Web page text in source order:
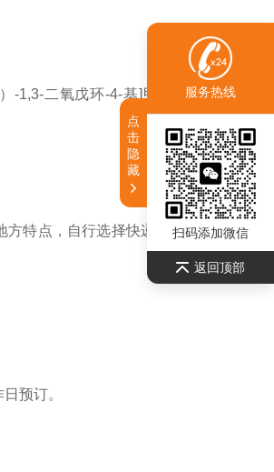
-1,3-二氧戊环-4-基]甲氧基]苯基]哌
方特点，自行选择快递公司，请联系
预订。
服务热线
扫码添加微信
返回顶部
点
击
隐
藏